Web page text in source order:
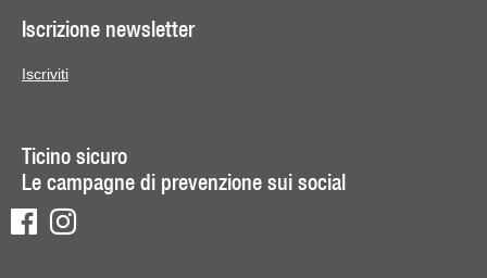
Iscrizione newsletter
Iscriviti
Ticino sicuro
Le campagne di prevenzione sui social